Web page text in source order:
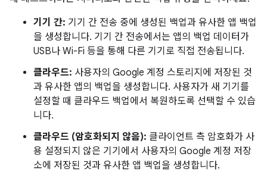
기기 간: 기기 간 전송 중에 생성된 백업과 유사한 앱 백업
을 생성합니다. 기기 간 전송에서는 앱의 백업 데이터가
USB나 Wi-Fi 등을 통해 다른 기기로 직접 전송됩니다.
클라우드: 사용자의 Google 계정 스토리지에 저장된 것
과 유사한 앱의 백업을 생성합니다. 사용자가 새 기기를
설정할 때 클라우드 백업에서 복원하도록 선택할 수 있습
니다.
클라우드 (암호화되지 않음): 클라이언트 측 암호화가 사
용 설정되지 않은 기기에서 사용자의 Google 계정 저장
소에 저장된 것과 유사한 앱 백업을 생성합니다.